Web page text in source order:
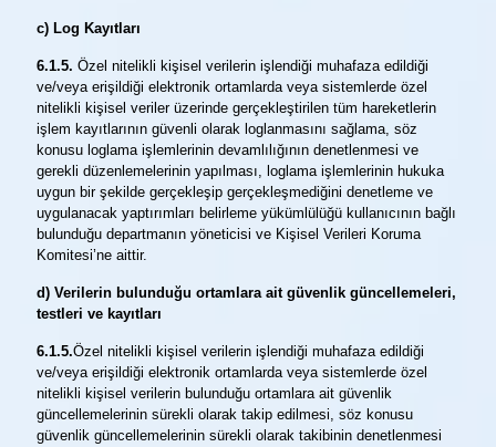
c) Log Kayıtları
6.1.5. Özel nitelikli kişisel verilerin işlendiği muhafaza edildiği
ve/veya erişildiği elektronik ortamlarda veya sistemlerde özel
nitelikli kişisel veriler üzerinde gerçekleştirilen tüm hareketlerin
işlem kayıtlarının güvenli olarak loglanmasını sağlama, söz
konusu loglama işlemlerinin devamlılığının denetlenmesi ve
gerekli düzenlemelerinin yapılması, loglama işlemlerinin hukuka
uygun bir şekilde gerçekleşip gerçekleşmediğini denetleme ve
uygulanacak yaptırımları belirleme yükümlülüğü kullanıcının bağlı
bulunduğu departmanın yöneticisi ve Kişisel Verileri Koruma
Komitesi’ne aittir.
d) Verilerin bulunduğu ortamlara ait güvenlik güncellemeleri,
testleri ve kayıtları
6.1.5.Özel nitelikli kişisel verilerin işlendiği muhafaza edildiği
ve/veya erişildiği elektronik ortamlarda veya sistemlerde özel
nitelikli kişisel verilerin bulunduğu ortamlara ait güvenlik
güncellemelerinin sürekli olarak takip edilmesi, söz konusu
güvenlik güncellemelerinin sürekli olarak takibinin denetlenmesi